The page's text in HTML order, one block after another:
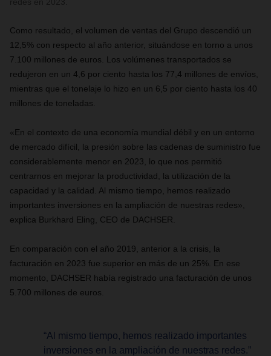
Como resultado, el volumen de ventas del Grupo descendió un
12,5% con respecto al año anterior, situándose en torno a unos
7.100 millones de euros. Los volúmenes transportados se
redujeron en un 4,6 por ciento hasta los 77,4 millones de envíos,
mientras que el tonelaje lo hizo en un 6,5 por ciento hasta los 40
millones de toneladas.
«En el contexto de una economía mundial débil y en un entorno
de mercado difícil, la presión sobre las cadenas de suministro fue
considerablemente menor en 2023, lo que nos permitió
centrarnos en mejorar la productividad, la utilización de la
capacidad y la calidad. Al mismo tiempo, hemos realizado
importantes inversiones en la ampliación de nuestras redes»,
explica Burkhard Eling, CEO de DACHSER.
En comparación con el año 2019, anterior a la crisis, la
facturación en 2023 fue superior en más de un 25%. En ese
momento, DACHSER había registrado una facturación de unos
5.700 millones de euros.
“Al mismo tiempo, hemos realizado importantes
inversiones en la ampliación de nuestras redes.”